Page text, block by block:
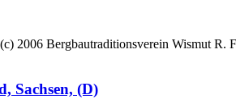
Bergbautraditionsverein Wismut R.
Sachsen, (D)